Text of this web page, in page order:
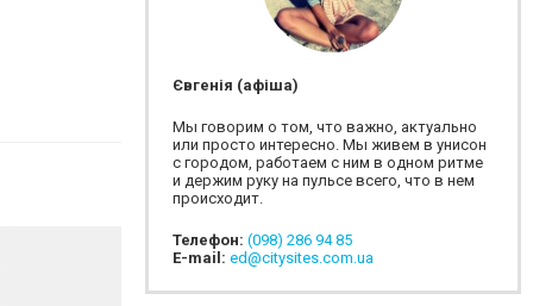
Євгенія (афіша)
Мы говорим о том, что важно, актуально
или просто интересно. Мы живем в унисон
с городом, работаем с ним в одном ритме
и держим руку на пульсе всего, что в нем
происходит.
Телефон: (098) 286 94 85
E-mail: ed@citysites.com.ua